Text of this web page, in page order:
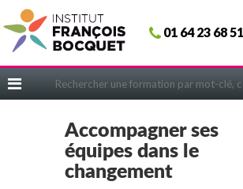
01 64 23 68 51
Fermer
ACCUEIL
CERIFICATIONS
INTRAS | SUR-MESURE
COACHING
EN PRATIQUE
Accompagner ses
équipes dans le
changement